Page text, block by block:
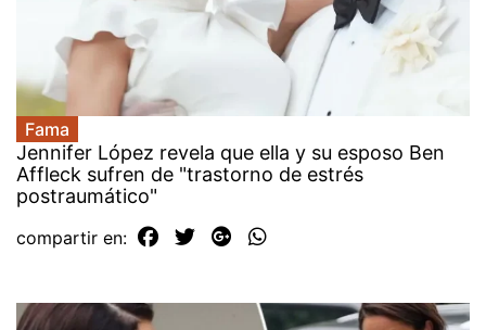
Fama
Jennifer López revela que ella y su esposo Ben
Affleck sufren de "trastorno de estrés
postraumático"
compartir en: